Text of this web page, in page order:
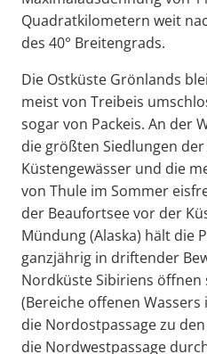
Quadratkilometern weit
des 40° Breitengrads.
Die Ostküste Grönlands
meist von Treibeis
sogar von Packeis. An der
die größten Siedlungen
Küstengewässer und die
von Thule im Sommer
der Beaufortsee vor der
Mündung (Alaska) hält die
ganzjährig in driftender
Nordküste Sibiriens öffnen
(Bereiche offenen
die Nordostpassage zu
die Nordwestpassage